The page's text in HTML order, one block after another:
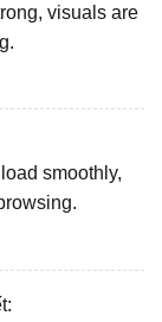
visuals are
smoothly,